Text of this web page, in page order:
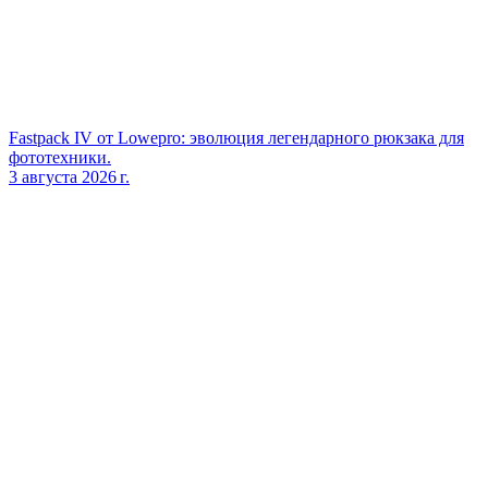
Fastpack IV от Lowepro: эволюция легендарного рюкзака для
фототехники.
3 августа 2026 г.